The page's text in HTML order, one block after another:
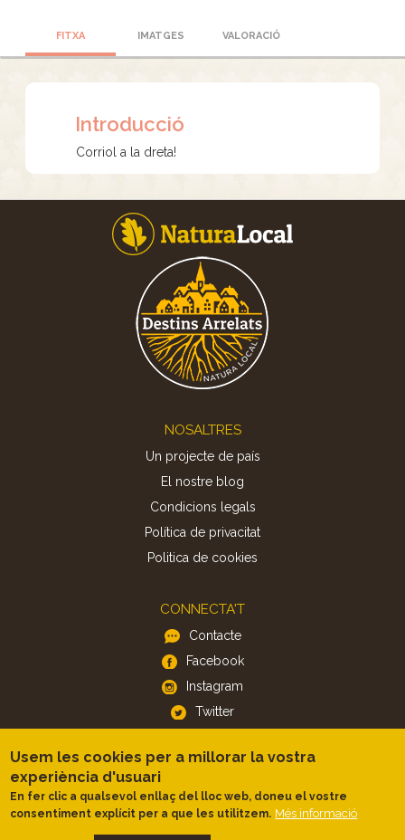
FITXA IMATGES VALORACIÓ
Introducció
Corriol a la dreta!
NOSALTRES
Un projecte de país
El nostre blog
Condicions legals
Política de privacitat
Politica de cookies
CONNECTA'T
Contacte
Facebook
Instagram
Twitter
APP
iOS
Android
Usem les cookies per a millorar la vostra
experiència d'usuari
En fer clic a qualsevol enllaç del lloc web, doneu el vostre
consentiment explícit per a que les utilitzem. Més informació